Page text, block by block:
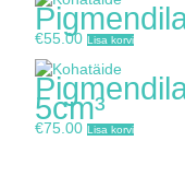
€55.00 Lisa korvi
5cm³
€75.00 Lisa korvi